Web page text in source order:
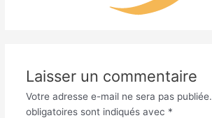
Laisser un commentaire
Votre adresse e-mail ne sera pas publiée.
obligatoires sont indiqués avec *